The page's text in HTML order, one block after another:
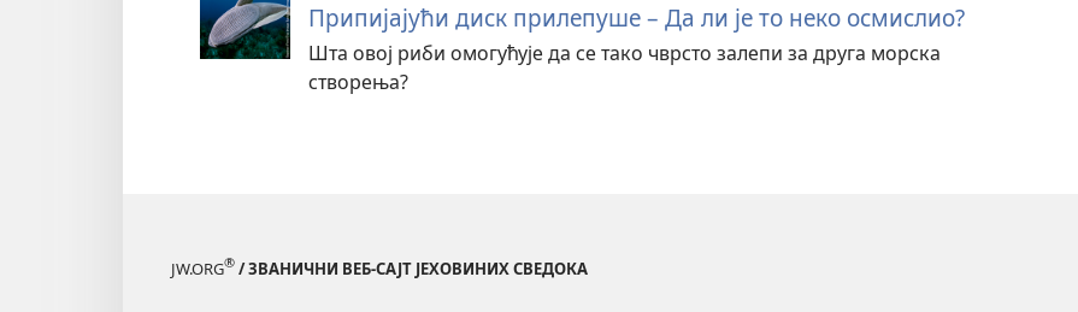
Припијајући диск прилепуше – Да ли је то неко осмислио?
Шта овој риби омогућује да се тако чврсто залепи за друга морска
створења?
JW.ORG® / ЗВАНИЧНИ ВЕБ-САЈТ ЈЕХОВИНИХ СВЕДОКА